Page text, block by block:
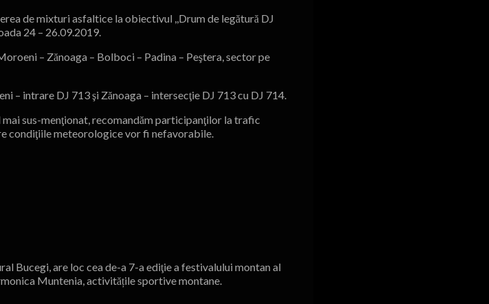
de mixturi asfaltice la obiectivul ,,Drum de legătură DJ
24 – 26.09.2019.
– Zănoaga – Bolboci – Padina – Peştera, sector pe
– intrare DJ 713 şi Zănoaga – intersecţie DJ 713 cu DJ 714.
sus-menţionat, recomandăm participanţilor la trafic
condiţiile meteorologice vor fi nefavorabile.
Bucegi, are loc cea de-a 7-a ediţie a festivalului montan al
Muntenia, activitățile sportive montane.